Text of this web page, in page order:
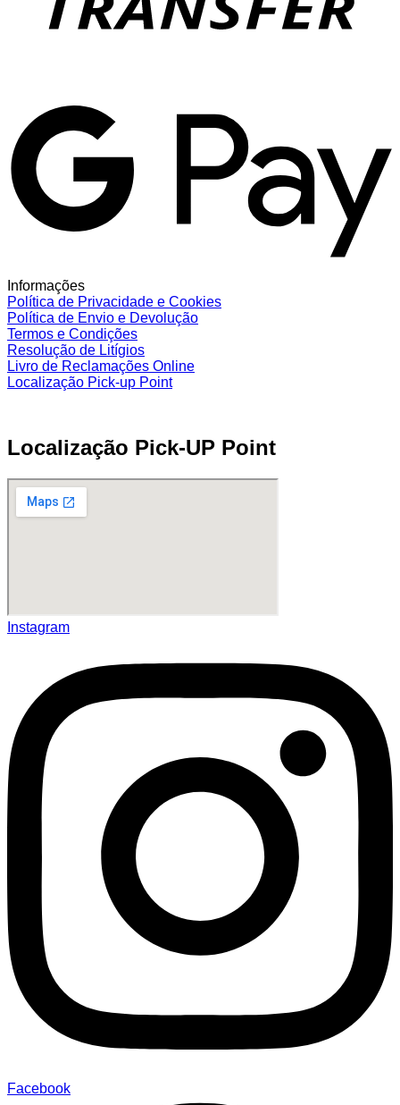
Informações
Política de Privacidade e Cookies
Política de Envio e Devolução
Termos e Condições
Resolução de Litígios
Livro de Reclamações Online
Localização Pick-up Point
Localização Pick-UP Point
Instagram
Facebook